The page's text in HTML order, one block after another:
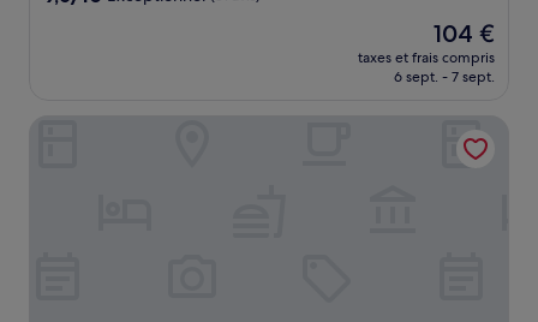
Le
nouveau
prix
de
104 €
104 €
taxes et frais compris
6 sept. - 7 sept.